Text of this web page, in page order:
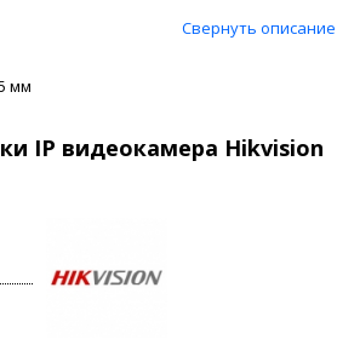
Свернуть описание
мм
IP видеокамера Hikvision